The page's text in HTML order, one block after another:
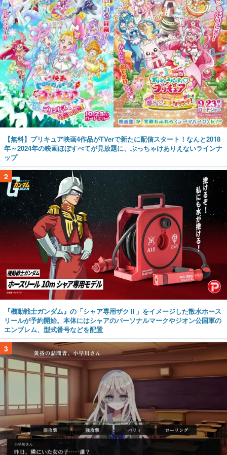
【無料】プリキュア映画4作品がTVerで新たに配信スタート！なんと2018
年～2024年の映画ほぼすべてが見放題に、ぶっちゃけありえないラインナ
ップ
2
『機動戦士ガンダム』の「シャア専用ザクⅡ」をイメージした散水ホース
リールが予約開始。本体にはシャアのパーソナルマークやジオン公国軍の
エンブレム、型式番号などを配置
3